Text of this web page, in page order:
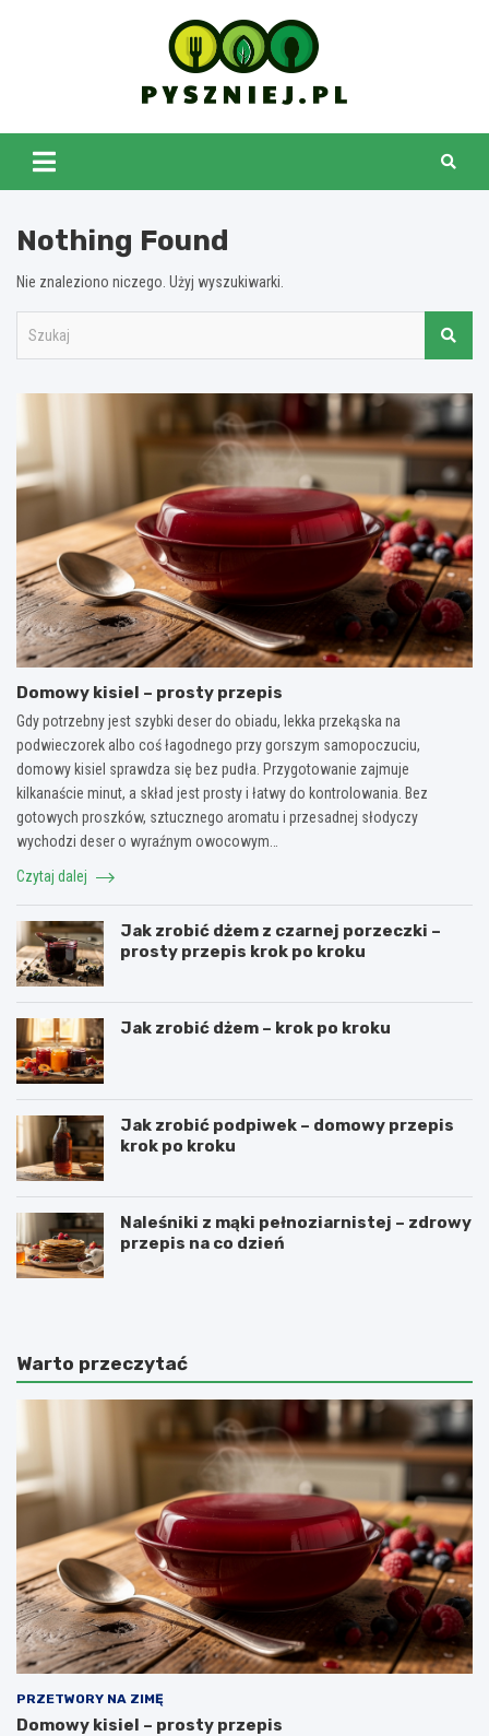
pyszniej.pl
Nothing Found
Nie znaleziono niczego. Użyj wyszukiwarki.
j
Domowy kisiel – prosty przepis
Gdy potrzebny jest szybki deser do obiadu, lekka przekąska na
podwieczorek albo coś łagodnego przy gorszym samopoczuciu,
domowy kisiel sprawdza się bez pudła. Przygotowanie zajmuje
kilkanaście minut, a skład jest prosty i łatwy do kontrolowania. Bez
gotowych proszków, sztucznego aromatu i przesadnej słodyczy
wychodzi deser o wyraźnym owocowym…
Czytaj dalej
Jak zrobić dżem z czarnej porzeczki –
prosty przepis krok po kroku
Jak zrobić dżem – krok po kroku
Jak zrobić podpiwek – domowy przepis
krok po kroku
Naleśniki z mąki pełnoziarnistej – zdrowy
przepis na co dzień
Warto przeczytać
PRZETWORY NA ZIMĘ
Domowy kisiel – prosty przepis